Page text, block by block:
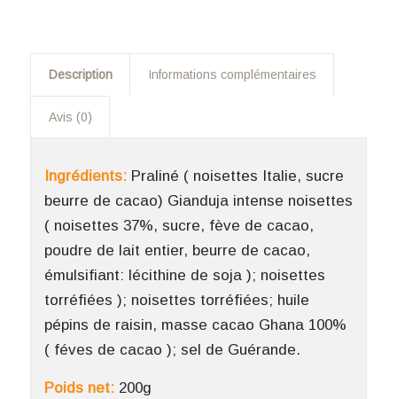
Description Informations complémentaires
Avis (0)
Ingrédients:Praliné ( noisettes Italie, sucre
beurre de cacao) Gianduja intense noisettes
( noisettes 37%, sucre, fève de cacao,
poudre de lait entier, beurre de cacao,
émulsifiant: lécithine de soja ); noisettes
torréfiées ); noisettes torréfiées; huile
pépins de raisin, masse cacao Ghana 100%
( féves de cacao ); sel de Guérande.
Poids net:200g